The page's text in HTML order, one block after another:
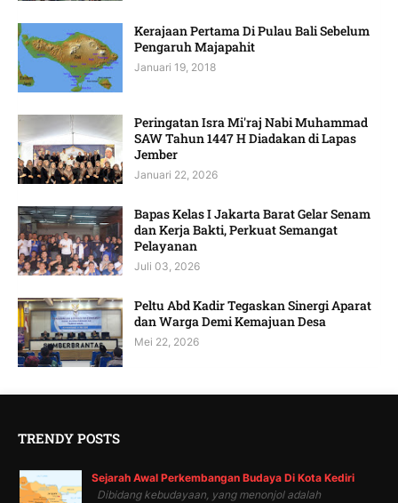
Kerajaan Pertama Di Pulau Bali Sebelum
Pengaruh Majapahit
Januari 19, 2018
Peringatan Isra Mi'raj Nabi Muhammad
SAW Tahun 1447 H Diadakan di Lapas
Jember
Januari 22, 2026
Bapas Kelas I Jakarta Barat Gelar Senam
dan Kerja Bakti, Perkuat Semangat
Pelayanan
Juli 03, 2026
Peltu Abd Kadir Tegaskan Sinergi Aparat
dan Warga Demi Kemajuan Desa
Mei 22, 2026
TRENDY POSTS
Sejarah Awal Perkembangan Budaya Di Kota Kediri
Dibidang kebudayaan, yang menonjol adalah